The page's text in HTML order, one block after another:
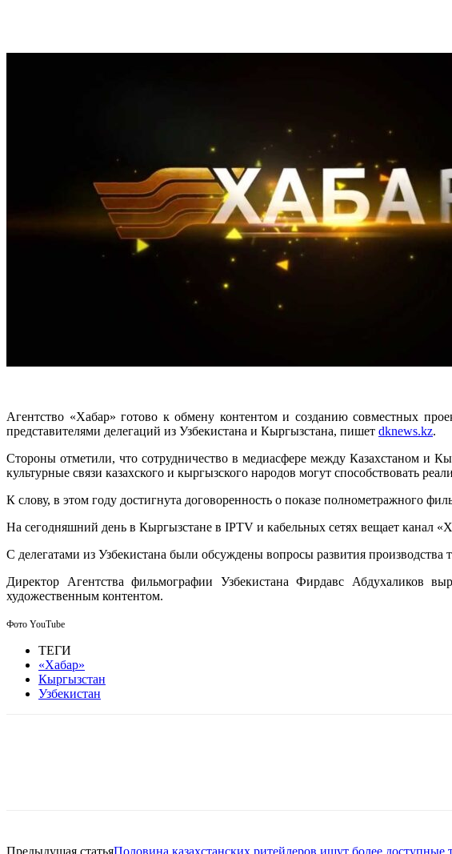
Агентство «Хабар» готово к обмену контентом и созданию совместных
представителями делегаций из Узбекистана и Кыргызстана, пишет dknews.kz.
Стороны отметили, что сотрудничество в медиасфере между Казахстаном и
культурные связи казахского и кыргызского народов могут способствовать
К слову, в этом году достигнута договоренность о показе полнометражного
На сегодняшний день в Кыргызстане в IPTV и кабельных сетях вещает канал
С делегатами из Узбекистана были обсуждены вопросы развития
Директор Агентства фильмографии Узбекистана Фирдавс Абдухаликов
художественным контентом.
Фото YouTube
ТЕГИ
«Хабар»
Кыргызстан
Узбекистан
Предыдущая статьяПоловина казахстанских ритейлеров ищут более